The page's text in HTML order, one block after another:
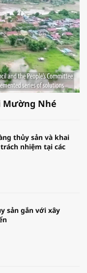
Mường Nhé
thủy sản và khai
nhiệm tại các
sản gắn với xây